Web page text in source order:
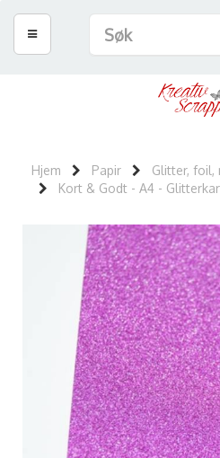
Hjem Papir
Glitter, foil,
Kort & Godt - A4 -